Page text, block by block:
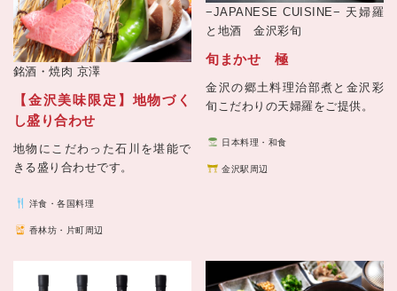
銘酒・焼肉 京澤
【金沢美味限定】地物づく
し盛り合わせ
地物にこだわった石川を堪能で
きる盛り合わせです。
洋食・各国料理
香林坊・片町周辺
−JAPANESE CUISINE− 天婦羅
と地酒 金沢彩旬
旬まかせ 極
金沢の郷土料理治部煮と金沢彩
旬こだわりの天婦羅をご提供。
日本料理・和食
金沢駅周辺